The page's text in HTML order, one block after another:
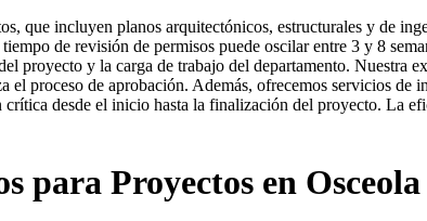
que incluyen planos arquitectónicos, estructurales y de
de revisión de permisos puede oscilar entre 3 y 8
proyecto y la carga de trabajo del departamento. Nuestra
proceso de aprobación. Además, ofrecemos servicios de
desde el inicio hasta la finalización del proyecto. La
para Proyectos en Osceola